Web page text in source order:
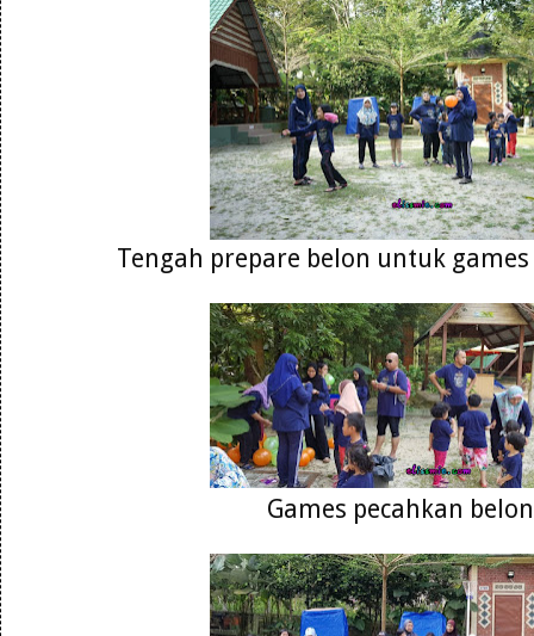
Tengah prepare belon untuk
Games pecahkan belon